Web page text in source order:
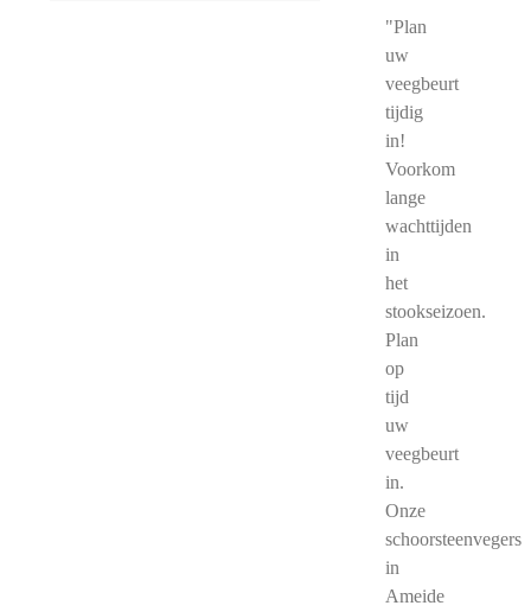
"Plan
uw
veegbeurt
tijdig
in!
Voorkom
lange
wachttijden
in
het
stookseizoen.
Plan
op
tijd
uw
veegbeurt
in.
Onze
schoorsteenvegers
in
Ameide